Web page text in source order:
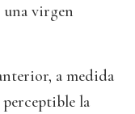
una virgen
a medida
perceptible la